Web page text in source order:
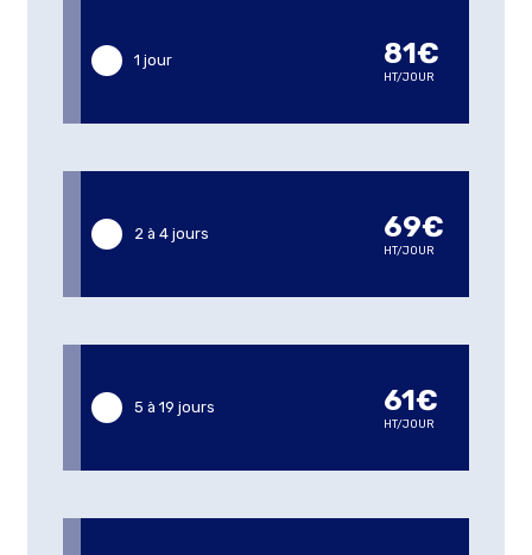
1 jour 81€
HT/JOUR
2 à 4 jours 69€
HT/JOUR
5 à 19 jours 61€
HT/JOUR